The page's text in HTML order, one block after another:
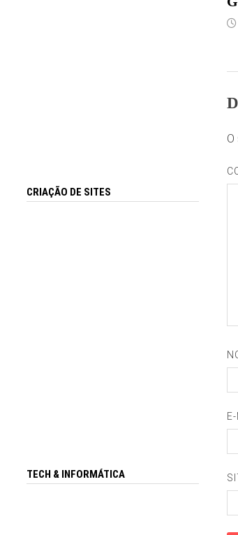
CRIAÇÃO DE SITES
TECH & INFORMÁTICA